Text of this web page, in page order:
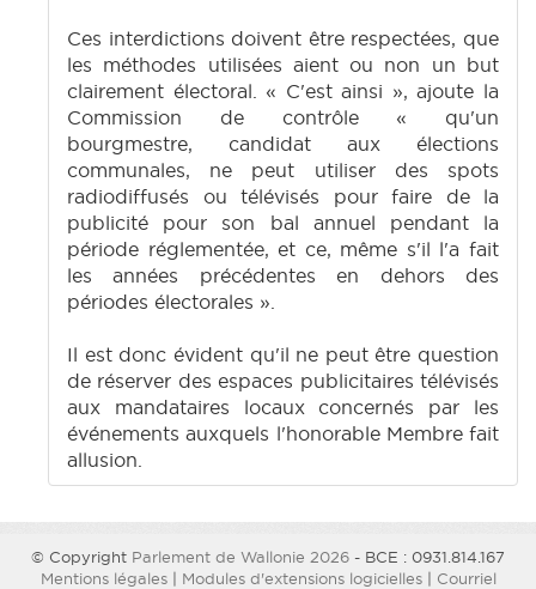
Ces interdictions doivent être respectées, que
les méthodes utilisées aient ou non un but
clairement électoral. « C'est ainsi », ajoute la
Commission de contrôle « qu'un
bourgmestre, candidat aux élections
communales, ne peut utiliser des spots
radiodiffusés ou télévisés pour faire de la
publicité pour son bal annuel pendant la
période réglementée, et ce, même s'il l'a fait
les années précédentes en dehors des
périodes électorales ».
Il est donc évident qu'il ne peut être question
de réserver des espaces publicitaires télévisés
aux mandataires locaux concernés par les
événements auxquels l'honorable Membre fait
allusion.
© Copyright Parlement de Wallonie 2026 - BCE : 0931.814.167
Mentions légales| Modules d'extensions logicielles| Courriel